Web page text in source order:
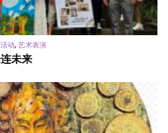
动, 艺术表演
未来